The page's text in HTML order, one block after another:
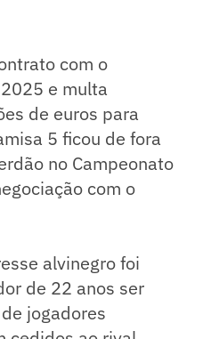
com o
e multa
de euros para
5 ficou de fora
no Campeonato
com o
alvinegro foi
de 22 anos ser
jogadores